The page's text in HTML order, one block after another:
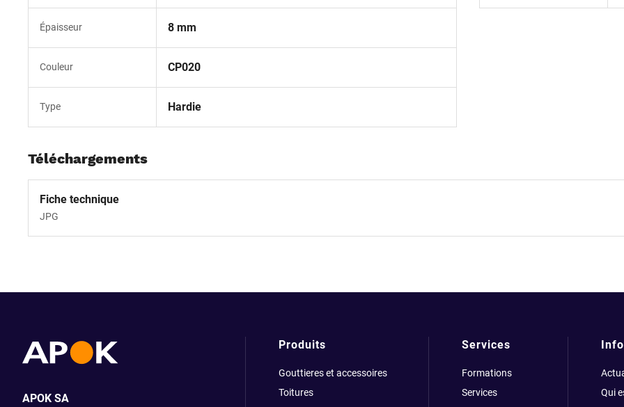
Épaisseur 8 mm
Couleur CP020
Type Hardie
Téléchargements
Fiche technique
JPG
APOK SA
Produits
Gouttieres et accessoires
Toitures
Services
Formations
Services
Info
Qui